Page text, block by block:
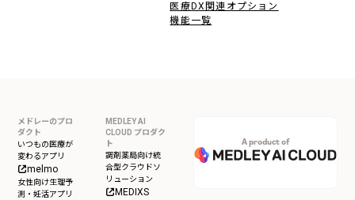
医療DX関連オプション
機能一覧
メドレーのプロ
ダクト
いつもの医療が
変わるアプリ
melmo
女性向け生理予
測・妊活アプリ
MEDLEY AI
CLOUD プロダク
ト
調剤薬局向け統
合型クラウドソ
リューション
MEDIXS
A product of